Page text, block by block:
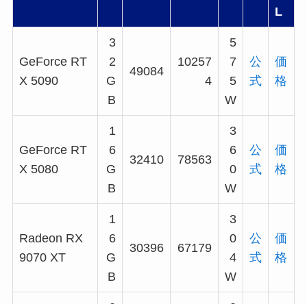
L
GeForce RT
X 5090
3
2
G
B
49084
10257
4
5
7
5
W
公
式
価
格
GeForce RT
X 5080
1
6
G
B
32410 78563
3
6
0
W
公
式
価
格
Radeon RX
9070 XT
1
6
G
B
30396 67179
3
0
4
W
公
式
価
格